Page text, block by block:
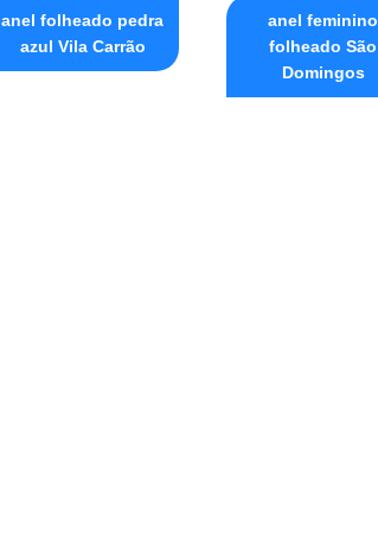
anel folheado pedra
azul Vila Carrão
anel feminino
folheado São
Domingos